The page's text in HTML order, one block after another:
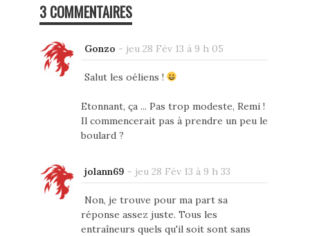
3 COMMENTAIRES
Gonzo - jeu 28 Fév 13 à 9 h 05
Salut les oéliens !
Etonnant, ça ... Pas trop modeste, Remi !
Il commencerait pas à prendre un peu le
boulard ?
jolann69 - jeu 28 Fév 13 à 9 h 33
Non, je trouve pour ma part sa
réponse assez juste. Tous les
entraîneurs quels qu'il soit sont sans